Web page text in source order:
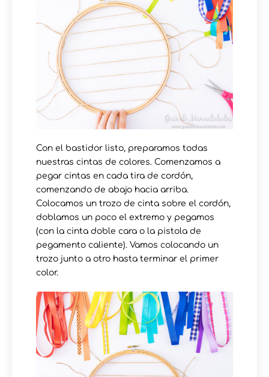
Con el bastidor listo, preparamos todas
nuestras cintas de colores. Comenzamos a
pegar cintas en cada tira de cordón,
comenzando de abajo hacia arriba.
Colocamos un trozo de cinta sobre el cordón,
doblamos un poco el extremo y pegamos
(con la cinta doble cara o la pistola de
pegamento caliente). Vamos colocando un
trozo junto a otro hasta terminar el primer
color.